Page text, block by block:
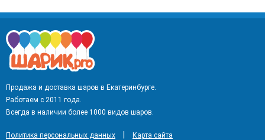
Продажа и доставка шаров в Екатеринбурге.
Работаем с 2011 года.
Всегда в наличии более 1000 видов шаров.
Политика персональных данных Карта сайта